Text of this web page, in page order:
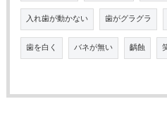
入れ歯が動かない 歯がグラグラ
歯を白く バネが無い 齲蝕